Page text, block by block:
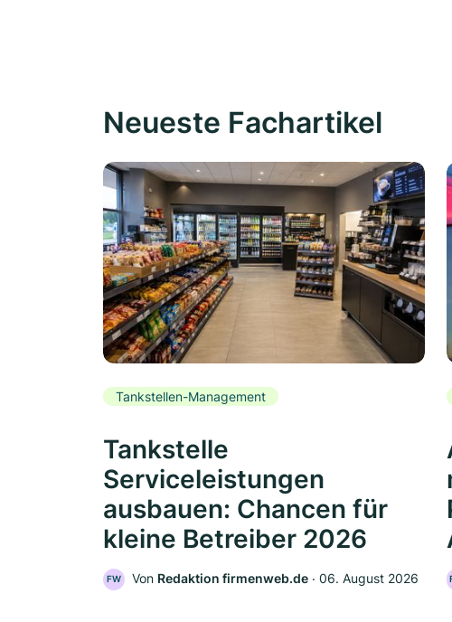
Neueste Fachartikel
Tankstellen-Management
Tankstelle
Serviceleistungen
ausbauen: Chancen für
kleine Betreiber 2026
FW Von Redaktion firmenweb.de ‧ 06. August 2026